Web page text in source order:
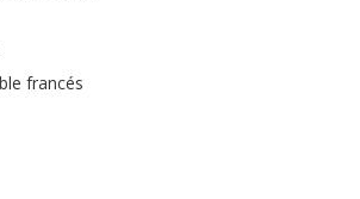
francés